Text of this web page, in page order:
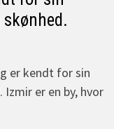
er kendt for sin
er en by, hvor